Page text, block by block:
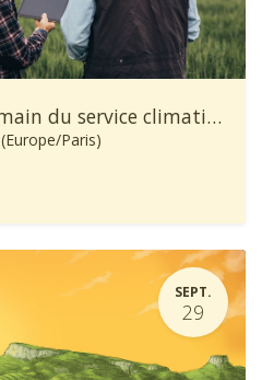
[Formation] Prise en main du service climatique Climadiag Agriculture et Forêt
(Europe/Paris)
SEPT.
29